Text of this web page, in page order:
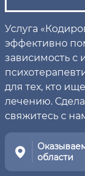
Услуга
эффективно
зависимость с
для тех, кто
лечению.
свяжитесь с
области